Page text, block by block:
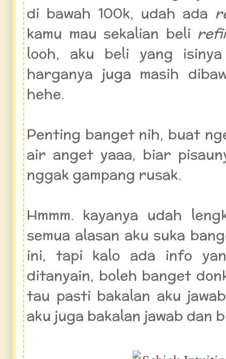
di bawah 100k, udah ada
kamu mau sekalian beli
looh, aku beli yang
harganya juga masih
hehe.
Penting banget nih, buat
air anget yaaa, biar
nggak gampang rusak.
Hmmm. kayanya udah
semua alasan aku suka
ini, tapi kalo ada info
ditanyain, boleh banget
tau pasti bakalan aku
aku juga bakalan jawab dan